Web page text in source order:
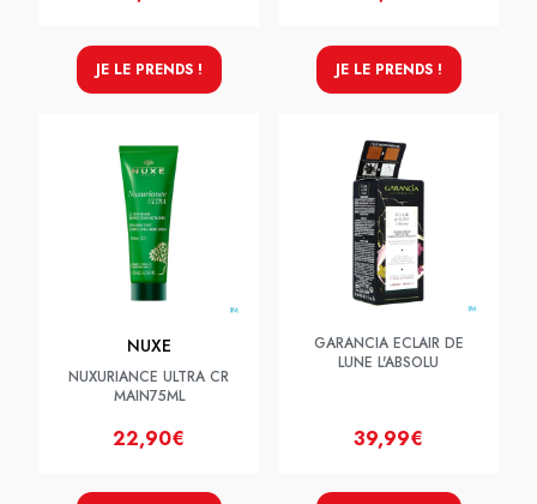
JE LE PRENDS ! JE LE PRENDS !
NUXE
NUXURIANCE ULTRA CR
MAIN75ML
22,90€
GARANCIA ECLAIR DE
LUNE L'ABSOLU
39,99€